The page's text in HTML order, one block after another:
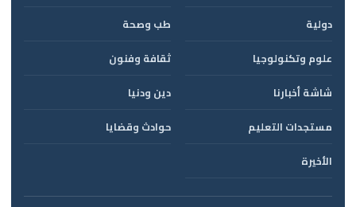
دولية
طب وصحة
علوم وتكنولوجيا
ثقافة وفنون
شاشة أخبارنا
دين ودنيا
مستجدات التعليم
حوادث وقضايا
الأخيرة